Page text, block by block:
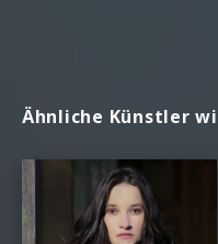
Ähnliche Künstler